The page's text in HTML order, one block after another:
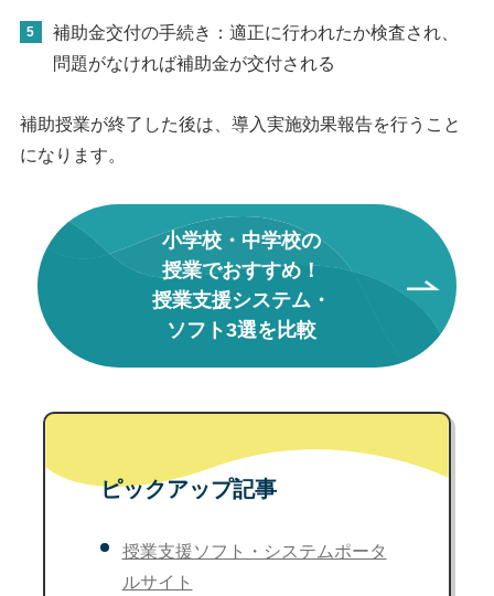
補助金交付の手続き：適正に行われたか検査され、
問題がなければ補助金が交付される
補助授業が終了した後は、導入実施効果報告を行うこと
になります。
小学校・中学校の
授業でおすすめ！
授業支援システム・
ソフト3選を比較
ピックアップ記事
授業支援ソフト・システムポータ
ルサイト